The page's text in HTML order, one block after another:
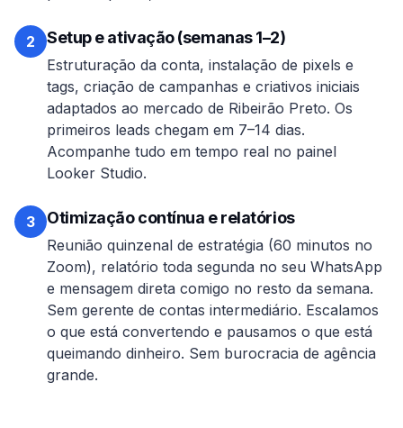
2 Setup e ativação (semanas 1–2)
Estruturação da conta, instalação de pixels e
tags, criação de campanhas e criativos iniciais
adaptados ao mercado de Ribeirão Preto. Os
primeiros leads chegam em 7–14 dias.
Acompanhe tudo em tempo real no painel
Looker Studio.
3 Otimização contínua e relatórios
Reunião quinzenal de estratégia (60 minutos no
Zoom), relatório toda segunda no seu WhatsApp
e mensagem direta comigo no resto da semana.
Sem gerente de contas intermediário. Escalamos
o que está convertendo e pausamos o que está
queimando dinheiro. Sem burocracia de agência
grande.